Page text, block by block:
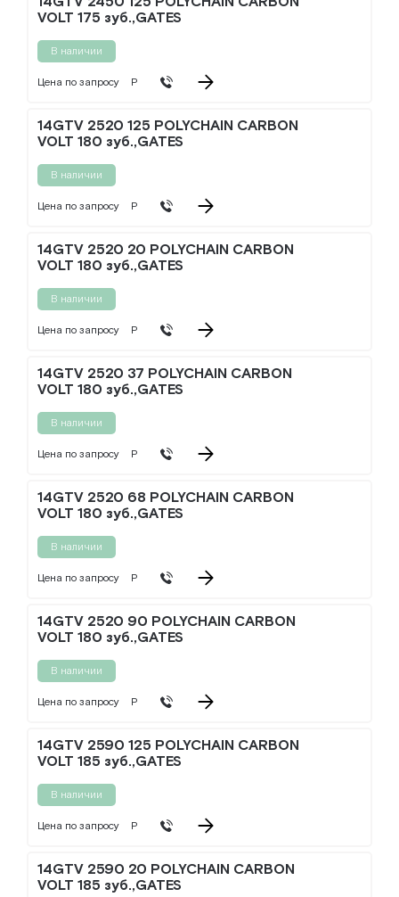
VOLT 175 зуб.,GATES
В наличии
Цена по запросу Р
14GTV 2520 125 POLYCHAIN CARBON
VOLT 180 зуб.,GATES
В наличии
Цена по запросу Р
14GTV 2520 20 POLYCHAIN CARBON
VOLT 180 зуб.,GATES
В наличии
Цена по запросу Р
14GTV 2520 37 POLYCHAIN CARBON
VOLT 180 зуб.,GATES
В наличии
Цена по запросу Р
14GTV 2520 68 POLYCHAIN CARBON
VOLT 180 зуб.,GATES
В наличии
Цена по запросу Р
14GTV 2520 90 POLYCHAIN CARBON
VOLT 180 зуб.,GATES
В наличии
Цена по запросу Р
14GTV 2590 125 POLYCHAIN CARBON
VOLT 185 зуб.,GATES
В наличии
Цена по запросу Р
14GTV 2590 20 POLYCHAIN CARBON
VOLT 185 зуб.,GATES